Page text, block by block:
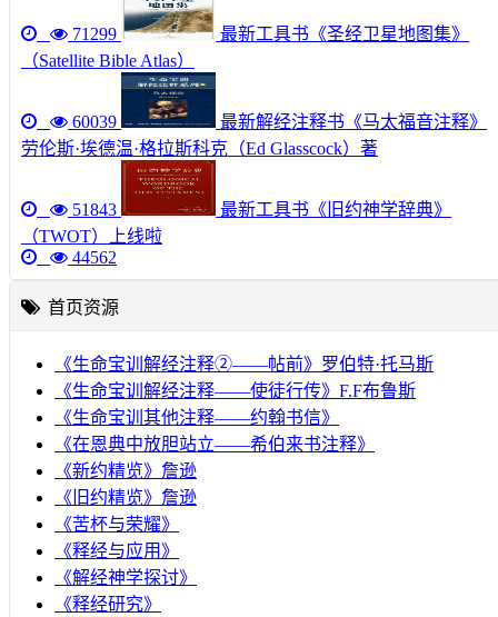
71299
最新工具书《圣经卫星地图集》
（Satellite Bible Atlas）
60039
最新解经注释书《马太福音注释》
劳伦斯·埃德温·格拉斯科克（Ed Glasscock）著
51843
最新工具书《旧约神学辞典》
（TWOT）上线啦
44562
首页资源
《生命宝训解经注释②——帖前》罗伯特·托马斯
《生命宝训解经注释——使徒行传》F.F布鲁斯
《生命宝训其他注释——约翰书信》
《在恩典中放胆站立——希伯来书注释》
《新约精览》詹逊
《旧约精览》詹逊
《苦杯与荣耀》
《释经与应用》
《解经神学探讨》
《释经研究》